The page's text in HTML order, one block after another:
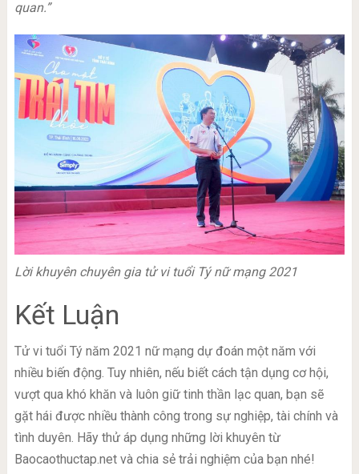
quan.”
Lời khuyên chuyên gia tử vi tuổi Tý nữ mạng 2021
Kết Luận
Tử vi tuổi Tý năm 2021 nữ mạng dự đoán một năm với
nhiều biến động. Tuy nhiên, nếu biết cách tận dụng cơ hội,
vượt qua khó khăn và luôn giữ tinh thần lạc quan, bạn sẽ
gặt hái được nhiều thành công trong sự nghiệp, tài chính và
tình duyên. Hãy thử áp dụng những lời khuyên từ
Baocaothuctap.net và chia sẻ trải nghiệm của bạn nhé!